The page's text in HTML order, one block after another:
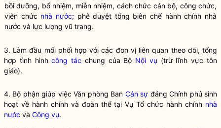
bồi dưỡng, bổ nhiệm, miễn nhiệm, cách chức cán bộ, công chức,
viên chức nhà nước; phê duyệt tổng biên chế hành chính nhà
nước và lực lượng vũ trang.
3. Làm đầu mối phối hợp với các đơn vị liên quan theo dõi, tổng
hợp tình hìnhcông tác chung của Bộ Nội vụ (trừ lĩnh vực tôn
giáo).
4. Bộ phận giúp việc Văn phòng Ban Cán sự đảng Chính phủ sinh
hoạt về hành chính và đoàn thể tại Vụ Tổ chức hành chính nhà
nước và Công vụ.